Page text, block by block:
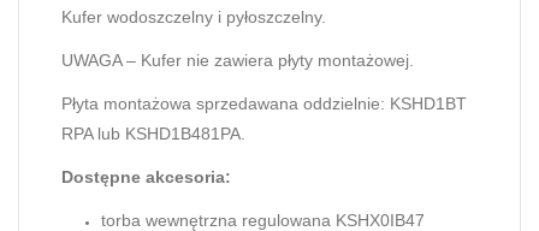
Kufer wodoszczelny i pyłoszczelny.
UWAGA – Kufer nie zawiera płyty montażowej.
Płyta montażowa sprzedawana oddzielnie: KSHD1BT
RPA lub KSHD1B481PA.
Dostępne akcesoria:
torba wewnętrzna regulowana KSHX0IB47